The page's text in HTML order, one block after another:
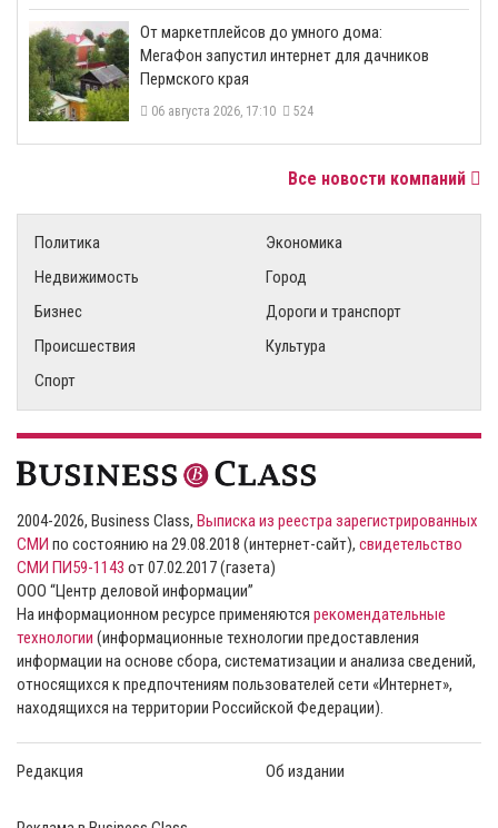
От маркетплейсов до умного дома:
МегаФон запустил интернет для дачников
Пермского края
06 августа 2026, 17:10 524
Все новости компаний
Политика
Экономика
Недвижимость
Город
Бизнес
Дороги и транспорт
Происшествия
Культура
Спорт
2004-2026, Business Class, Выписка из реестра зарегистрированных
СМИ по состоянию на 29.08.2018 (интернет-сайт), свидетельство
СМИ ПИ59-1143 от 07.02.2017 (газета)
ООО “Центр деловой информации”
На информационном ресурсе применяются рекомендательные
технологии (информационные технологии предоставления
информации на основе сбора, систематизации и анализа сведений,
относящихся к предпочтениям пользователей сети «Интернет»,
находящихся на территории Российской Федерации).
Редакция Об издании